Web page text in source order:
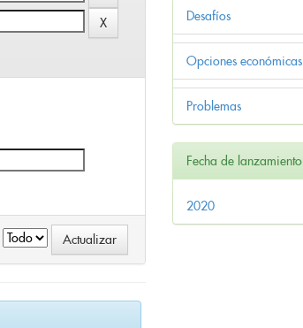
Desafíos
Opciones económicas
Problemas
Fecha de lanzamiento
2020